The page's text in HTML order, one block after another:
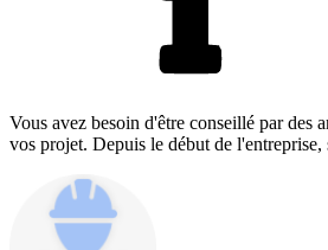
Vous avez besoin d'être conseillé par des
vos projet. Depuis le début de l'entreprise,